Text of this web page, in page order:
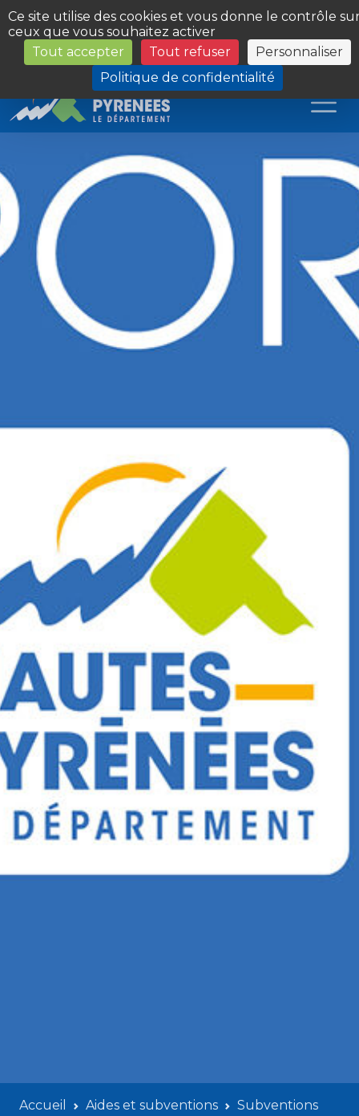
Panneau de gestion des cookies
Ce site utilise des cookies et vous donne le contrôle
ceux que vous souhaitez activer
Tout accepter
Tout refuser
Personnaliser
Politique de confidentialité
Les Sites du Département
Accueil Aides et subventions
Subventions